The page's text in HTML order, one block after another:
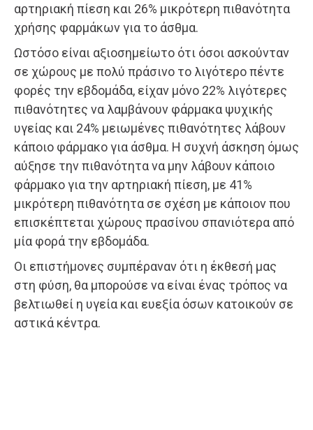
αρτηριακή πίεση και 26% μικρότερη πιθανότητα
χρήσης φαρμάκων για το άσθμα.
Ωστόσο είναι αξιοσημείωτο ότι όσοι ασκούνταν
σε χώρους με πολύ πράσινο το λιγότερο πέντε
φορές την εβδομάδα, είχαν μόνο 22% λιγότερες
πιθανότητες να λαμβάνουν φάρμακα ψυχικής
υγείας και 24% μειωμένες πιθανότητες λάβουν
κάποιο φάρμακο για άσθμα. Η συχνή άσκηση όμως
αύξησε την πιθανότητα να μην λάβουν κάποιο
φάρμακο για την αρτηριακή πίεση, με 41%
μικρότερη πιθανότητα σε σχέση με κάποιον που
επισκέπτεται χώρους πρασίνου σπανιότερα από
μία φορά την εβδομάδα.
Οι επιστήμονες συμπέραναν ότι η έκθεσή μας
στη φύση, θα μπορούσε να είναι ένας τρόπος να
βελτιωθεί η υγεία και ευεξία όσων κατοικούν σε
αστικά κέντρα.